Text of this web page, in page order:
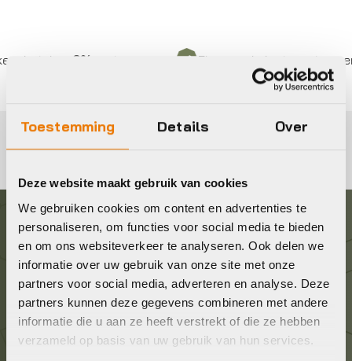
Toestemming Details Over
Deze website maakt gebruik van cookies
We gebruiken cookies om content en advertenties te
personaliseren, om functies voor social media te bieden
en om ons websiteverkeer te analyseren. Ook delen we
informatie over uw gebruik van onze site met onze
partners voor social media, adverteren en analyse. Deze
partners kunnen deze gegevens combineren met andere
informatie die u aan ze heeft verstrekt of die ze hebben
verzameld op basis van uw gebruik van hun services.
betalen, 0%rente Eigen werkplaats met
Graag in contact komen?
Wij staan voor je klaar! Neem contact op via de
onderstaande gegevens.
Stuur ons een e-mail